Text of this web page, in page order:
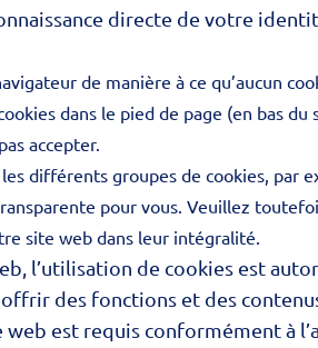
directe de votre
de manière à ce qu’aucun
dans le pied de page (en bas du
accepter.
différents groupes de cookies, par
pour vous. Veuillez
site web dans leur intégralité.
l’utilisation de cookies est
des fonctions et des
est requis conformément à